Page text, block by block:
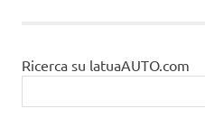
Ricerca su latuaAUTO.com